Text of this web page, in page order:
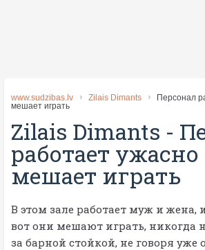
www.sudzibas.lv Zilais Dimants
Персонал
мешает играть
Zilais Dimants -
работает
мешает играть
В этом зале работает муж и жена,
вот они мешают играть, никогда
за барной стойкой, не говоря уже